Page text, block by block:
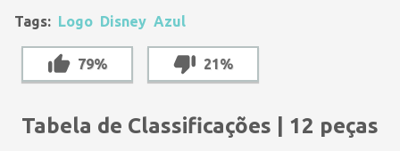
Tags: Logo Disney Azul
79% 21%
Tabela de Classificações | 12 peças